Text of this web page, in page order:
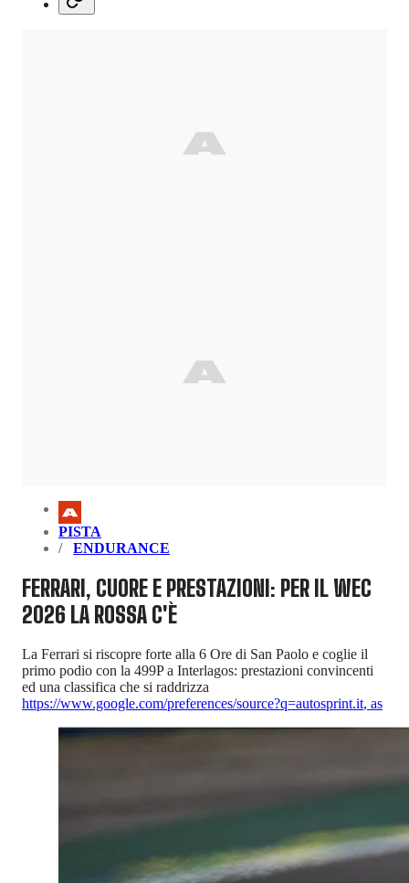
PISTA
ENDURANCE
FERRARI, CUORE E PRESTAZIONI: PER IL WEC
2026 LA ROSSA C'È
La Ferrari si riscopre forte alla 6 Ore di San Paolo e coglie il
primo podio con la 499P a Interlagos: prestazioni convincenti
ed una classifica che si raddrizza
https://www.google.com/preferences/source?q=autosprint.it, as